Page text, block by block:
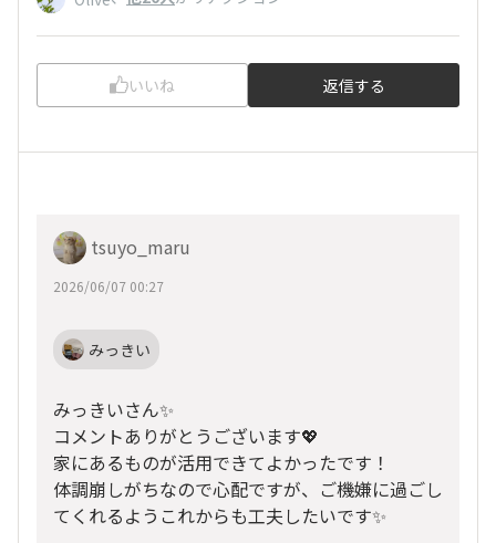
いいね 返信する
tsuyo_maru
2026/06/07 00:27
みっきい
みっきいさん✨
コメントありがとうございます💖
家にあるものが活用できてよかったです！
体調崩しがちなので心配ですが、ご機嫌に過ごし
てくれるようこれからも工夫したいです✨